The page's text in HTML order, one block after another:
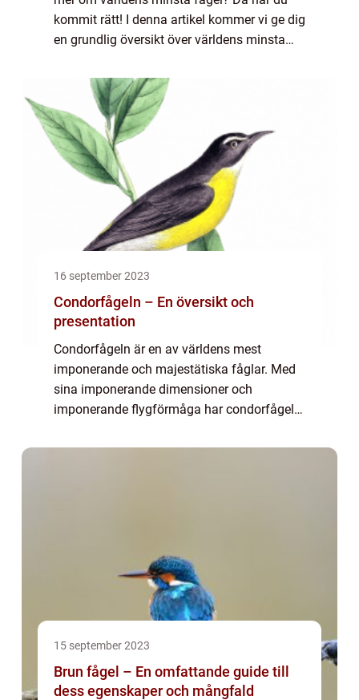
kommit rätt! I denna artikel kommer vi ge dig
en grundlig översikt över världens minsta
kvantitativa mätningar, jämfö...
16 september 2023
Condorfågeln – En översikt och
presentation
Condorfågeln är en av världens mest
imponerande och majestätiska fåglar. Med
sina imponerande dimensioner och
imponerande flygförmåga har condorfågeln
naturälskare. I denna artikel kommer vi att
15 september 2023
Brun fågel – En omfattande guide till
dess egenskaper och mångfald